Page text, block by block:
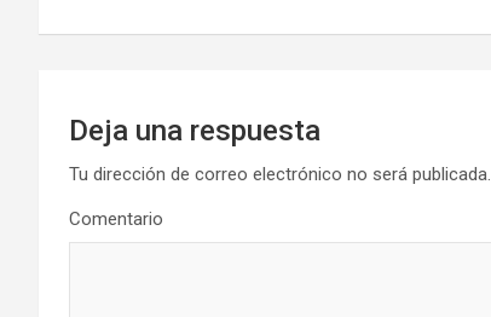
Deja una respuesta
Tu dirección de correo electrónico no será publicada.
Comentario